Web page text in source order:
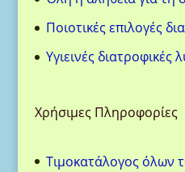
Ποιοτικές επιλογές
Υγιεινές
Χρήσιμες Πληροφορίες
Τιμοκατάλογος όλων